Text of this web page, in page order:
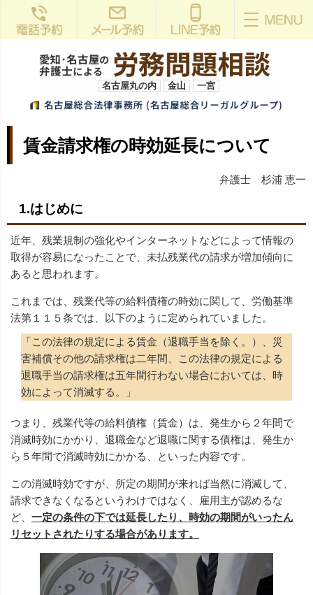
名古屋丸の内 金山 一宮
賃金請求権の時効延長について
弁護士 杉浦 恵一
1.はじめに
近年、残業規制の強化やインターネットなどによって情報の
取得が容易になったことで、未払残業代の請求が増加傾向に
あると思われます。
これまでは、残業代等の給料債権の時効に関して、労働基準
法第１１５条では、以下のように定められていました。
「この法律の規定による賃金（退職手当を除く。）、災
害補償その他の請求権は二年間、この法律の規定による
退職手当の請求権は五年間行わない場合においては、時
効によって消滅する。」
つまり、残業代等の給料債権（賃金）は、発生から２年間で
消滅時効にかかり、退職金など退職に関する債権は、発生か
ら５年間で消滅時効にかかる、といった内容です。
この消滅時効ですが、所定の期間が来れば当然に消滅して、
請求できなくなるというわけではなく、雇用主が認めるな
ど、 一定の条件の下では延長したり、時効の期間がいったん
リセットされたりする場合があります。